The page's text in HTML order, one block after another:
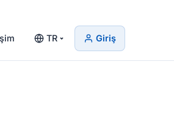
TR Giriş